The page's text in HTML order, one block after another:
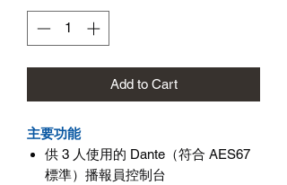
Add to Cart
主要功能
供 3 人使用的 Dante （符合 AES67
標準）播報員控制台